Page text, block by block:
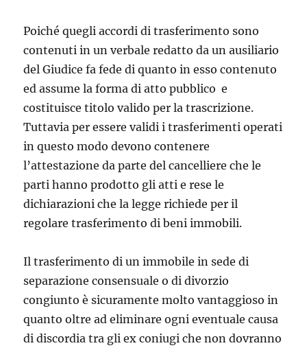
Poiché quegli accordi di trasferimento sono
contenuti in un verbale redatto da un ausiliario
del Giudice fa fede di quanto in esso contenuto
ed assume la forma di atto pubblico e
costituisce titolo valido per la trascrizione.
Tuttavia per essere validi i trasferimenti operati
in questo modo devono contenere
l’attestazione da parte del cancelliere che le
parti hanno prodotto gli atti e rese le
dichiarazioni che la legge richiede per il
regolare trasferimento di beni immobili.
Il trasferimento di un immobile in sede di
separazione consensuale o di divorzio
congiunto è sicuramente molto vantaggioso in
quanto oltre ad eliminare ogni eventuale causa
di discordia tra gli ex coniugi che non dovranno